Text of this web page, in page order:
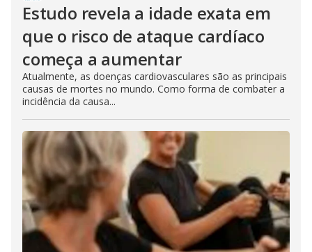
Estudo revela a idade exata em
que o risco de ataque cardíaco
começa a aumentar
Atualmente, as doenças cardiovasculares são as principais
causas de mortes no mundo. Como forma de combater a
incidência da causa...